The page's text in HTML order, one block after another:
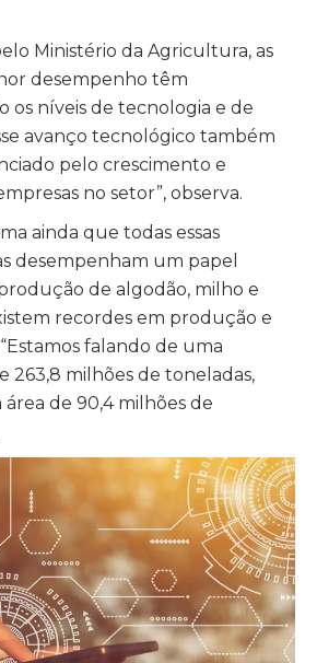
Ministério da Agricultura, as
desempenho têm
os níveis de tecnologia e de
avanço tecnológico também
pelo crescimento e
no setor”, observa.
ainda que todas essas
desempenham um papel
de algodão, milho e
recordes em produção e
falando de uma
263,8 milhões de toneladas,
de 90,4 milhões de